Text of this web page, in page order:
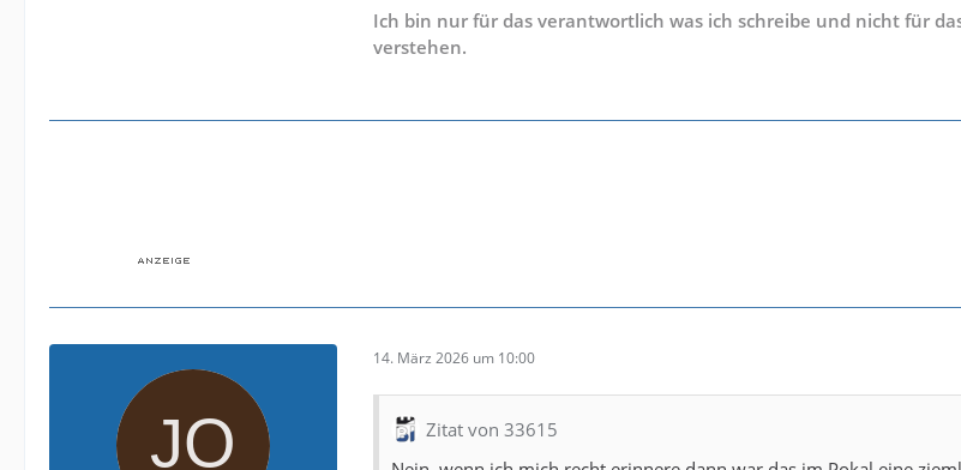
Ich bin nur für das verantwortlich was ich schreibe und nicht für
verstehen.
14. März 2026 um 10:00
Zitat von 33615